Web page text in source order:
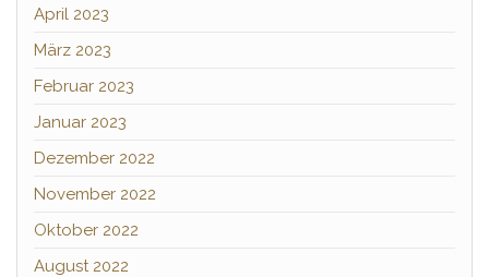
April 2023
März 2023
Februar 2023
Januar 2023
Dezember 2022
November 2022
Oktober 2022
August 2022